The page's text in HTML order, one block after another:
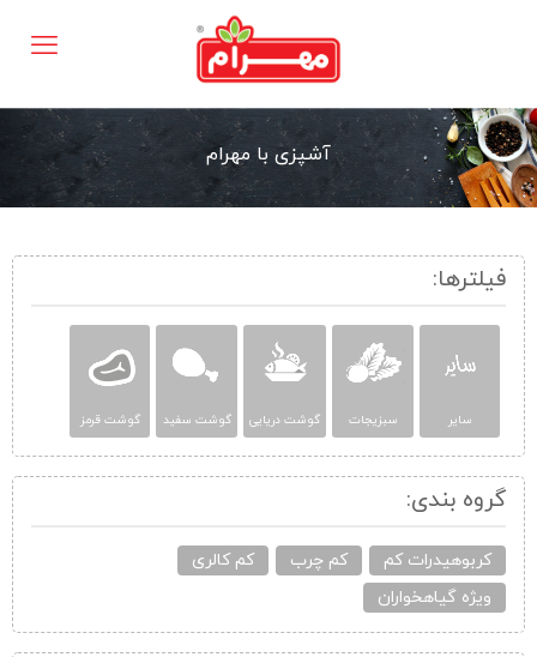
آشپزی با مهرام
فیلترها:
سایر سبزیجات گوشت دریایی گوشت سفید گوشت قرمز
گروه بندی:
کربوهیدرات کم کم چرب
کم کالری
ویژه گیاهخواران